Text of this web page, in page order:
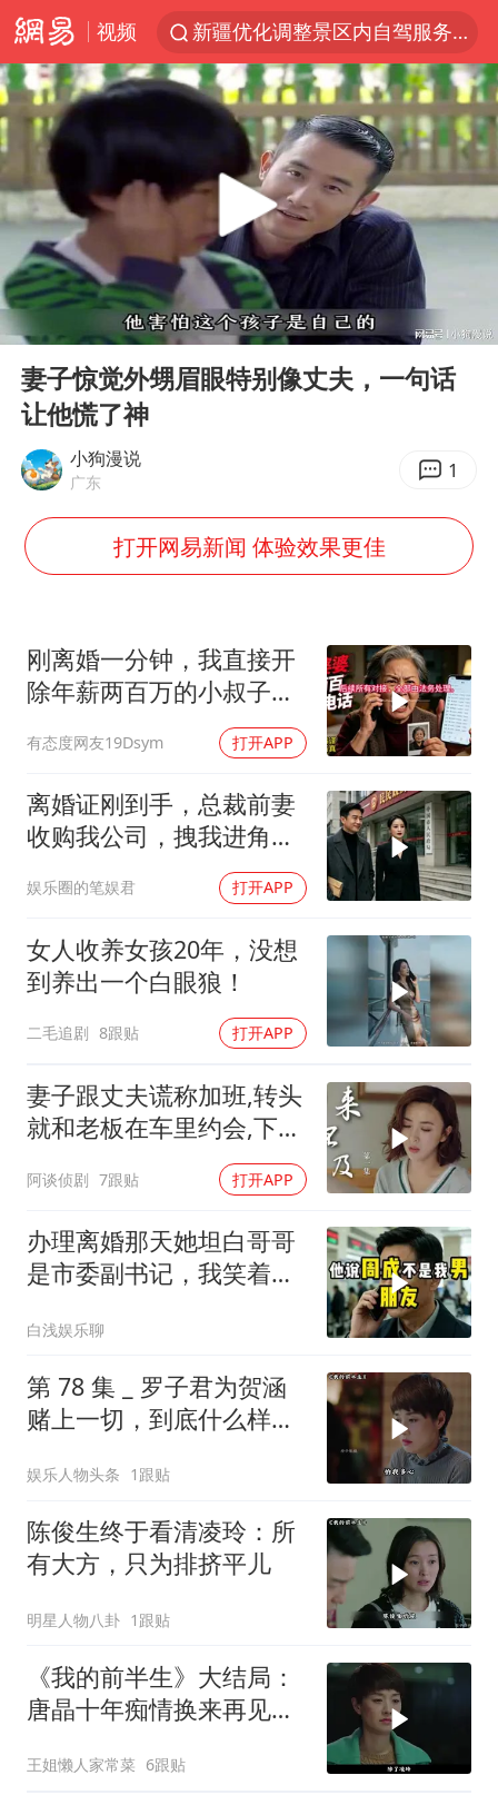
视频
新疆优化调整景区内自驾服务费
微信又有新功能，你可以“撤回”你的撤回了！
浙江上海等地有大雨或暴雨
梁家辉：到内地拍戏不是北上是回归
情侣平潭拍日出坠崖1死1伤
白海豚将正面袭击贯穿浙江
《欢迎来龙餐馆》口碑
几元成本的AI广告导致千万市值蒸发
全民健身事业高质量发展
WTT瑞典大满贯女单签表出炉
上四休三，但降薪1000元，你接受吗？
乐享全民健身 共筑健康中国
Play
妻子惊觉外甥眉眼特别像丈夫，一句话
让他慌了神
小狗漫说
广东 1
打开网易新闻 体验效果更佳
刚离婚一分钟，我直接开
除年薪两百万的小叔子，
有态度网友19Dsym 打开APP
离婚证刚到手，总裁前妻
收购我公司，拽我进角
落：我来全是为了你
娱乐圈的笔娱君 打开APP
女人收养女孩20年，没想
到养出一个白眼狼！
二毛追剧 8跟贴 打开APP
妻子跟丈夫谎称加班,转头
就和老板在车里约会,下秒
阿谈侦剧 7跟贴 打开APP
办理离婚那天她坦白哥哥
是市委副书记，我笑着打
白浅娱乐聊
第 78 集 _ 罗子君为贺涵
赌上一切，到底什么样的
拿自己的前途去冒险
娱乐人物头条 1跟贴
陈俊生终于看清凌玲：所
有大方，只为排挤平儿
明星人物八卦 1跟贴
《我的前半生》大结局：
唐晶十年痴情换来再见，
王姐懒人家常菜 6跟贴